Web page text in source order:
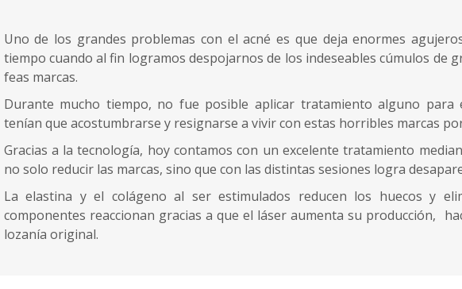
Uno de los grandes problemas con el acné es que deja enormes
tiempo cuando al fin logramos despojarnos de los indeseables cúmulos de
feas marcas.
Durante mucho tiempo, no fue posible aplicar tratamiento alguno para
tenían que acostumbrarse y resignarse a vivir con estas horribles marcas
Gracias a la tecnología, hoy contamos con un excelente tratamiento
no solo reducir las marcas, sino que con las distintas sesiones logra
La elastina y el colágeno al ser estimulados reducen los huecos y
componentes reaccionan gracias a que el láser aumenta su producción,
lozanía original.